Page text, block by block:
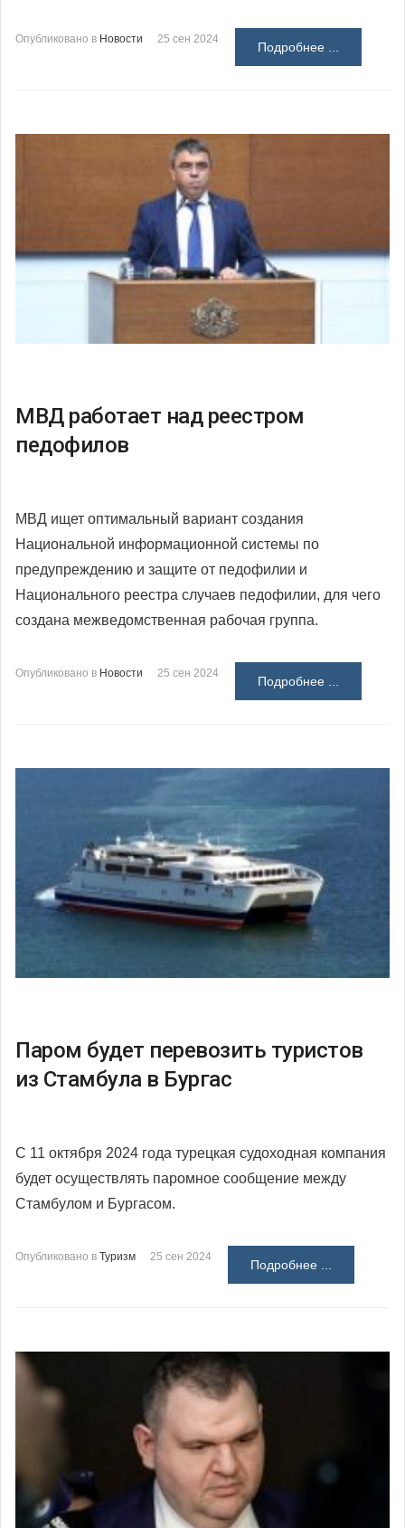
Опубликовано в Новости 25 сен 2024
Подробнее ...
МВД работает над реестром
педофилов
МВД ищет оптимальный вариант создания
Национальной информационной системы по
предупреждению и защите от педофилии и
Национального реестра случаев педофилии, для чего
создана межведомственная рабочая группа.
Опубликовано в Новости 25 сен 2024
Подробнее ...
Паром будет перевозить туристов
из Стамбула в Бургас
С 11 октября 2024 года турецкая судоходная компания
будет осуществлять паромное сообщение между
Стамбулом и Бургасом.
Опубликовано в Туризм 25 сен 2024
Подробнее ...